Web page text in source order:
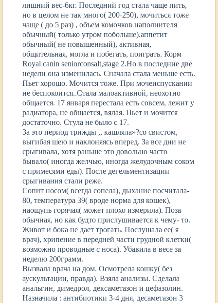
лишний вес-6кг. Последний год стала чаще пить,
но в целом не так много( 200-250), мочиться тоже
чаще ( до 5 раз) , объем комочков наполнителя
обычный( только утром побольше).аппетит
обычный( не повышенный), активная,
общительная, могла и побегать, поиграть. Корм
Royal canin seniorconsalt,stage 2.Но в последние две
недели она изменилась. Сначала стала меньше есть.
Пьет хорошо. Мочится тоже. При мочеиспускании
не беспокоится..Стала малоактивной, неохотно
общается. 17 января перестала есть совсем, лежит у
радиатора, не общается, вялая. Пьет и мочится
достаточно. Стула не было с 17.
За это период трижды ,, кашляла»?со свистом,
выгибая шею и наклоняясь вперед. За все дни не
срыгивала, хотя раньше это довольно часто
бывало( иногда желчью, иногда желудочным соком
с примесями еды). После дегельментизации
срыгивания стали реже.
Сопит носом( всегда сопела), дыхание посчитала-
80, температура 39( вроде норма для кошек),
наощупь горячая( может плохо измерила). Поза
обычная, но как будто прислушивается к чему- то.
Живот и бока не дает трогать. Послушала ее( я
врач), хрипение в передней части грудной клетки(
возможно проводные с носа). Убавила в весе за
неделю 200грамм.
Вызвала врача на дом. Осмотрела кошку( без
аускультации, правда). Взяла анализы. Сделала
анальгин, димедрол, дексаметазон и цефазолин.
Назначила : антибиотики 3-4 дня, десаметазон 3